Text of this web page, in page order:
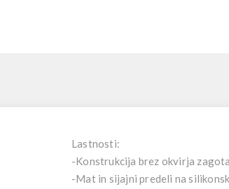
Lastnosti:
-Konstrukcija brez okvirja
-Mat in sijajni predeli na